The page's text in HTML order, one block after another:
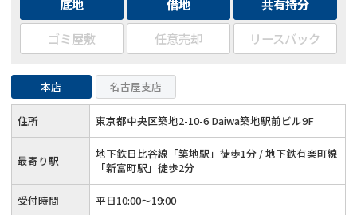
底地
借地
共有持分
ゴミ屋敷
任意売却 リースバック
本店 名古屋支店
住所 東京都中央区築地2-10-6 Daiwa築地駅前ビル9F
最寄り駅
地下鉄日比谷線「築地駅」徒歩1分 / 地下鉄有楽町線
「新富町駅」徒歩2分
受付時間 平日10:00～19:00